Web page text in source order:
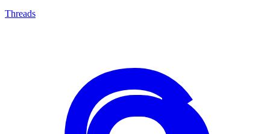
Threads